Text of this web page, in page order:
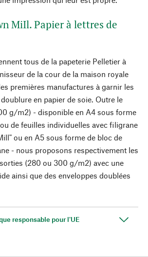
MiIl. Papier à lettres de
tous de la papeterie Pelletier à
de la cour de la maison royale
premières manufactures à garnir les
en papier de soie. Outre le
g/m2) - disponible en A4 sous forme
de feuilles individuelles avec filigrane
ou en A5 sous forme de bloc de
- nous proposons respectivement les
(280 ou 300 g/m2) avec une
ainsi que des enveloppes doublées
responsable pour l'UE